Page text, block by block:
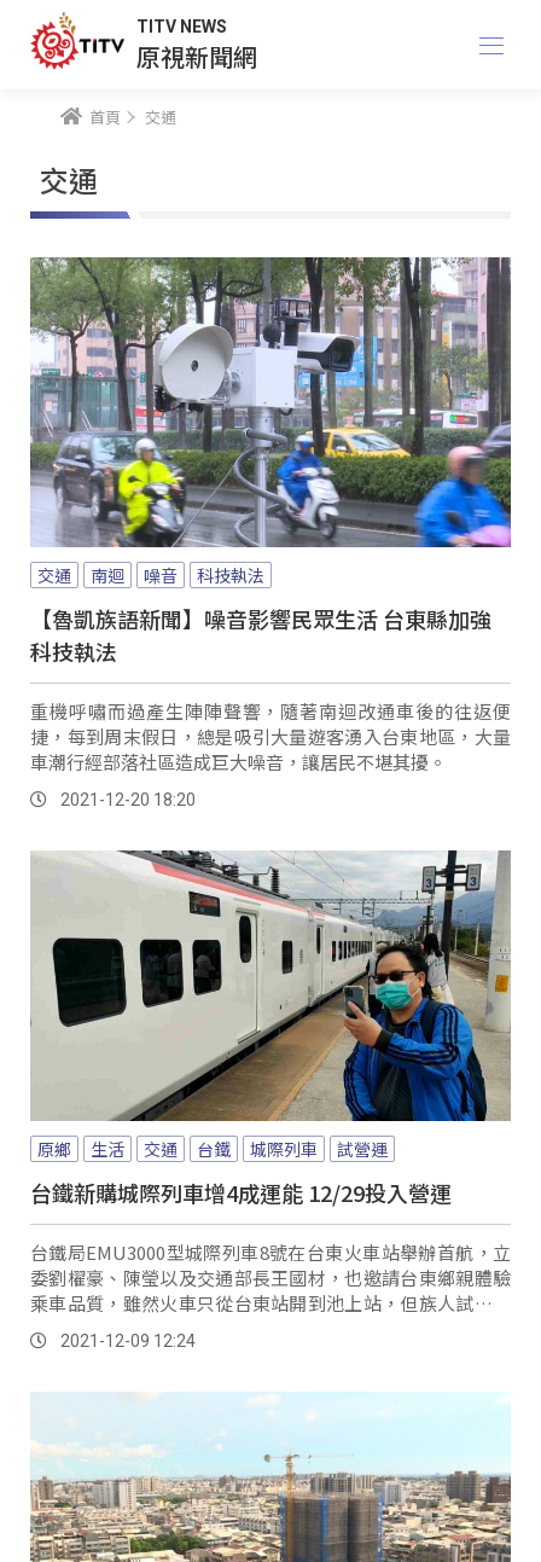
TITV NEWS
原視新聞網
首頁 交通
交通
交通 南迴 噪音 科技執法
【魯凱族語新聞】噪音影響民眾生活 台東縣加強
科技執法
重機呼嘯而過產生陣陣聲響，隨著南迴改通車後的往返便
捷，每到周末假日，總是吸引大量遊客湧入台東地區，大量
車潮行經部落社區造成巨大噪音，讓居民不堪其擾。
2021-12-20 18:20
原鄉 生活 交通 台鐵 城際列車 試營運
台鐵新購城際列車增4成運能 12/29投入營運
台鐵局EMU3000型城際列車8號在台東火車站舉辦首航，立
委劉櫂豪、陳瑩以及交通部長王國材，也邀請台東鄉親體驗
乘車品質，雖然火車只從台東站開到池上站，但族人試乘之
後都感到相當滿意。
2021-12-09 12:24